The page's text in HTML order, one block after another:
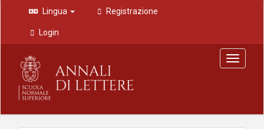
Navigazione
principale
Contenuto
principale
Barra
laterale
Lingua Registrazione
Login
Toggle